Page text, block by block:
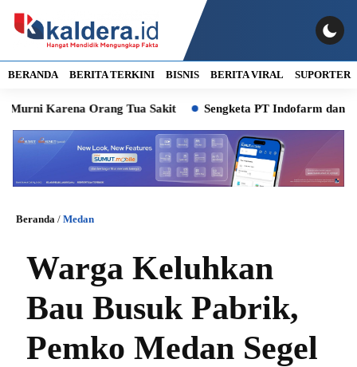
BERANDA BERITA TERKINI BISNIS BERITA VIRAL SUPORTER
Orang Tua Sakit Sengketa PT Indofarm dan Petani
Beranda / Medan
Warga Keluhkan
Bau Busuk Pabrik,
Pemko Medan Segel